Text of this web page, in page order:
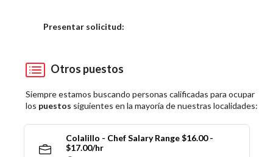
Presentar solicitud:
Otros puestos
Siempre estamos buscando personas calificadas para ocupar
los puestos siguientes en la mayoría de nuestras localidades:
Colalillo - Chef Salary Range $16.00 -
$17.00/hr